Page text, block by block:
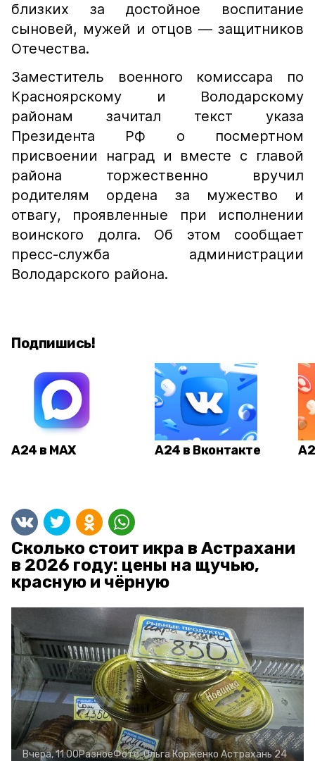
близких за достойное воспитание
сыновей, мужей и отцов — защитников
Отечества.
Заместитель военного комиссара по
Красноярскому и Володарскому
районам зачитал текст указа
Президента РФ о посмертном
присвоении наград и вместе с главой
района торжественно вручил
родителям ордена за мужество и
отвагу, проявленные при исполнении
воинского долга. Об этом сообщает
пресс-служба администрации
Володарского района.
Подпишись!
А24 в MAX А24 в Вконтакте
Сколько стоит икра в Астрахани
в 2026 году: цены на щучью,
красную и чёрную
Вчера, 11:00РазноеФото:Ольга Корженко Астрахань 24